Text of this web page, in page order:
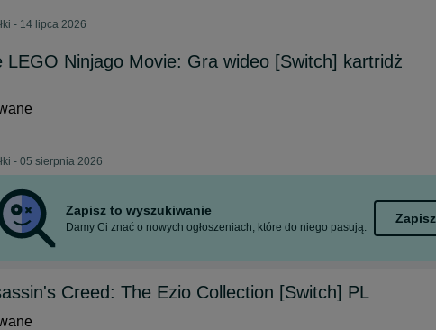
- 14 lipca 2026
LEGO Ninjago Movie: Gra wideo [Switch] kartridż
- 05 sierpnia 2026
Zapisz to wyszukiwanie
Damy Ci znać o nowych ogłoszeniach, które do niego pasują.
Zapisz
Creed: The Ezio Collection [Switch] PL